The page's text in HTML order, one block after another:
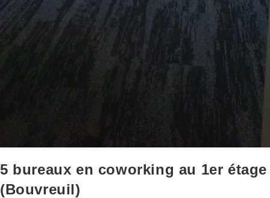
5 bureaux en coworking au 1er étage
(Bouvreuil)